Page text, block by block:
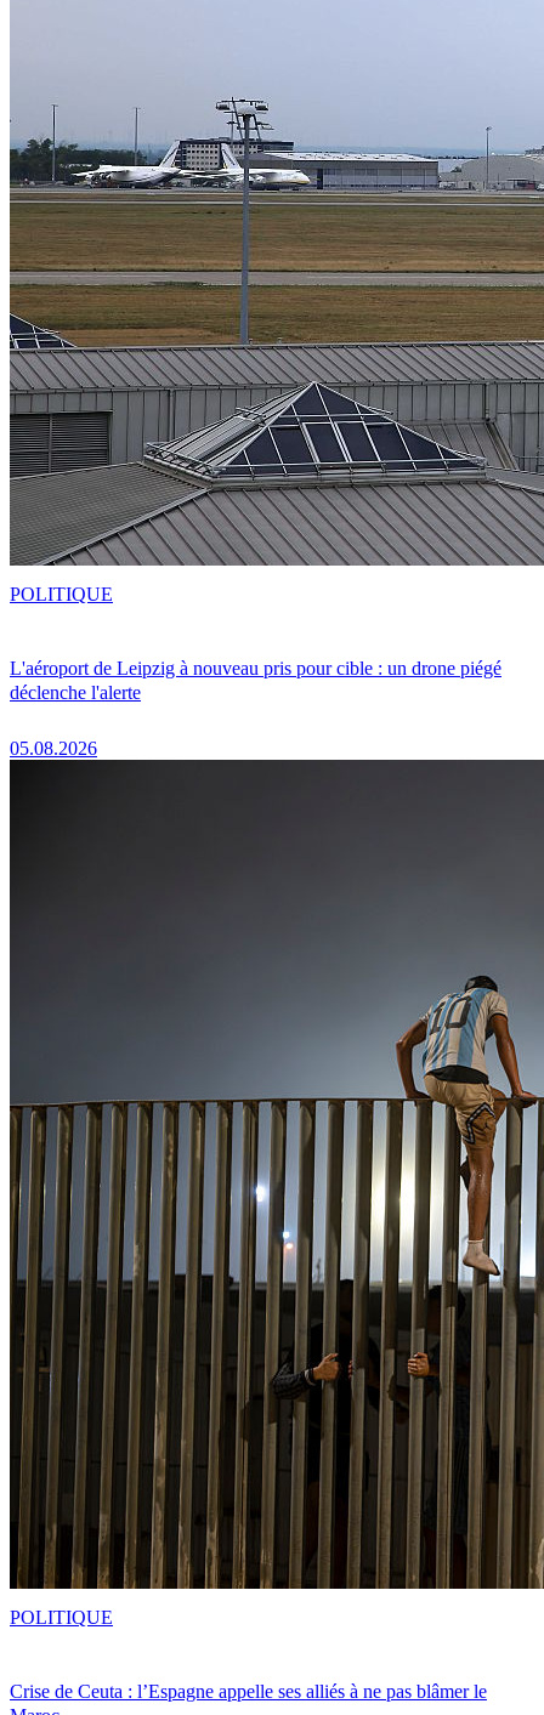
L'aéroport de Leipzig à nouveau pris pour cible : un drone piégé
déclenche l'alerte
05.08.2026
POLITIQUE
Crise de Ceuta : l’Espagne appelle ses alliés à ne pas blâmer le
POLITIQUE